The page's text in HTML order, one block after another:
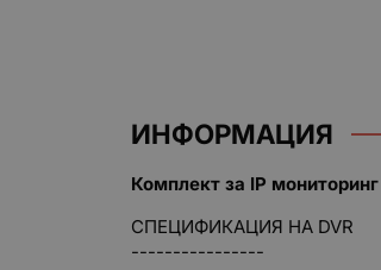
ИНФОРМАЦИЯ
Комплект за IP
СПЕЦИФИКАЦИЯ НА DVR
----------------